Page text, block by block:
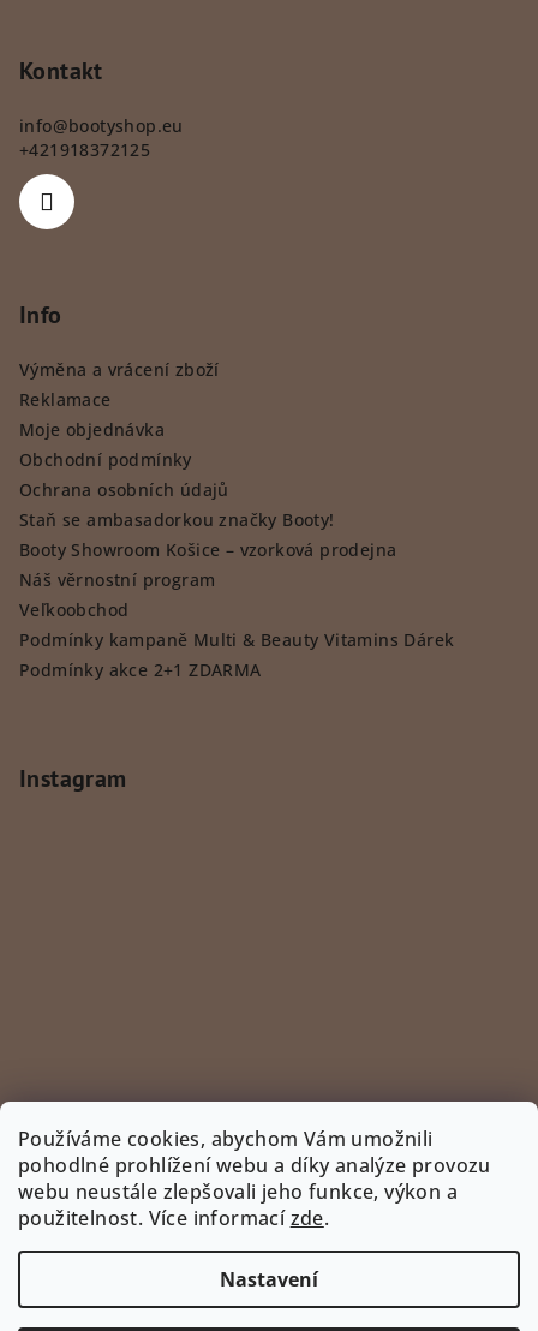
Používáme cookies, abychom Vám umožnili
pohodlné prohlížení webu a díky analýze provozu
webu neustále zlepšovali jeho funkce, výkon a
použitelnost. Více informacízde.
Nastavení
Kontakt
info@bootyshop.eu
+421918372125
Info
Výměna a vrácení zboží
Reklamace
Moje objednávka
Obchodní podmínky
Ochrana osobních údajů
Staň se ambasadorkou značky Booty!
Booty Showroom Košice – vzorková prodejna
Náš věrnostní program
Veľkoobchod
Podmínky kampaně Multi & Beauty Vitamins Dárek
Podmínky akce 2+1 ZDARMA
Instagram
Sledovat na Instagramu
INSTAGRAM